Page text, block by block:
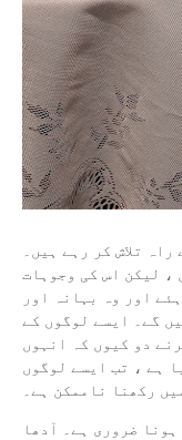
تلاش کر رہے ہیں۔
، لیکن اس کی وجوہات
اور وہ بہانہ اور
گے۔ ایسے لوگوں کے
دو کیوں کہ انہوں
ہے ، تب ایسے لوگوں
رکھنا ناممکن ہے۔
ضروری ہے۔ آدھا